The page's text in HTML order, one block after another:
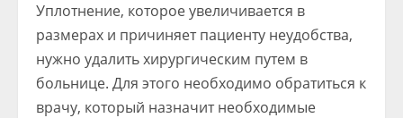
Уплотнение, которое увеличивается в
размерах и причиняет пациенту неудобства,
нужно удалить хирургическим путем в
больнице. Для этого необходимо обратиться к
врачу, который назначит необходимые